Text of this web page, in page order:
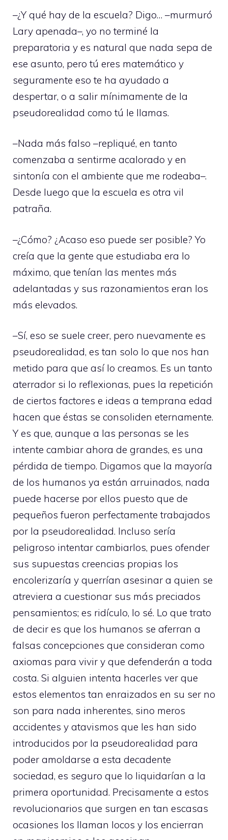
–¿Y qué hay de la escuela? Digo… –murmuró
Lary apenada–, yo no terminé la
preparatoria y es natural que nada sepa de
ese asunto, pero tú eres matemático y
seguramente eso te ha ayudado a
despertar, o a salir mínimamente de la
pseudorealidad como tú le llamas.
–Nada más falso –repliqué, en tanto
comenzaba a sentirme acalorado y en
sintonía con el ambiente que me rodeaba–.
Desde luego que la escuela es otra vil
patraña.
–¿Cómo? ¿Acaso eso puede ser posible? Yo
creía que la gente que estudiaba era lo
máximo, que tenían las mentes más
adelantadas y sus razonamientos eran los
más elevados.
–Sí, eso se suele creer, pero nuevamente es
pseudorealidad, es tan solo lo que nos han
metido para que así lo creamos. Es un tanto
aterrador si lo reflexionas, pues la repetición
de ciertos factores e ideas a temprana edad
hacen que éstas se consoliden eternamente.
Y es que, aunque a las personas se les
intente cambiar ahora de grandes, es una
pérdida de tiempo. Digamos que la mayoría
de los humanos ya están arruinados, nada
puede hacerse por ellos puesto que de
pequeños fueron perfectamente trabajados
por la pseudorealidad. Incluso sería
peligroso intentar cambiarlos, pues ofender
sus supuestas creencias propias los
encolerizaría y querrían asesinar a quien se
atreviera a cuestionar sus más preciados
pensamientos; es ridículo, lo sé. Lo que trato
de decir es que los humanos se aferran a
falsas concepciones que consideran como
axiomas para vivir y que defenderán a toda
costa. Si alguien intenta hacerles ver que
estos elementos tan enraizados en su ser no
son para nada inherentes, sino meros
accidentes y atavismos que les han sido
introducidos por la pseudorealidad para
poder amoldarse a esta decadente
sociedad, es seguro que lo liquidarían a la
primera oportunidad. Precisamente a estos
revolucionarios que surgen en tan escasas
ocasiones los llaman locos y los encierran